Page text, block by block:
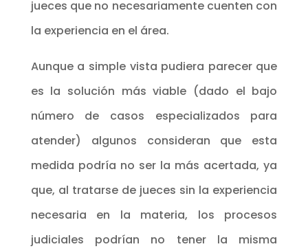
jueces que no necesariamente cuenten con
la experiencia en el área.
Aunque a simple vista pudiera parecer que
es la solución más viable (dado el bajo
número de casos especializados para
atender) algunos consideran que esta
medida podría no ser la más acertada, ya
que, al tratarse de jueces sin la experiencia
necesaria en la materia, los procesos
judiciales podrían no tener la misma